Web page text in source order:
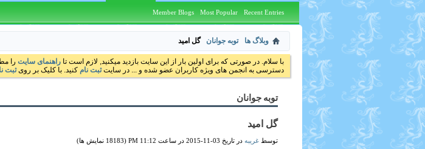
Recent Entries
Most Popular
Member Blogs
وبلاگ ها توبه جوانان گل اميد
با سلام. در صورتی که برای اولین بار از این سایت بازدید میکنید, لازم است تا راهنمای سایت را
دسترسی به انجمن های ویژه کاربران عضو شده و ... در سایتثبت نام کنید. با کلیک بر رویثبت
توبه جوانان
گل اميد
توسط غریبه در تاریخ 03-11-2015 در ساعت 11:12 PM (18183 نمایش ها)